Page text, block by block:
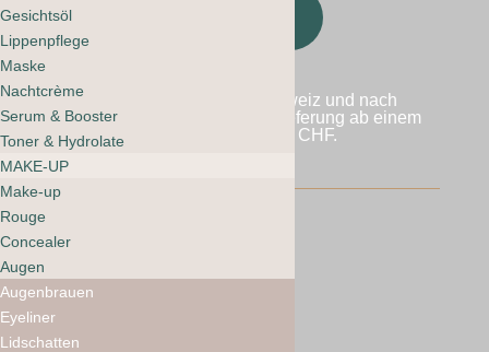
Wir versenden in die Schweiz und nach
Liechtenstein. Kostenlose Lieferung ab einem
Bestellwert von 60 CHF.
Datenschutzbestimmungen
Gesichtsöl
Lippenpflege
Maske
Nachtcrème
Serum & Booster
Toner & Hydrolate
MAKE-UP
Make-up
Rouge
Concealer
Augen
Augenbrauen
Eyeliner
Lidschatten